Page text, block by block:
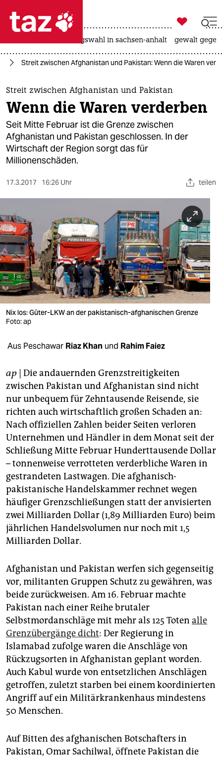
 taz zahl ich
taz zahl ich
themen
politik
öko
gesellschaft
kultur
sport
berlin
nord
wahrheit
verlag
verlag
shop
fragen & hilfe
unterstützen
abo
genossenschaft
epaper login

taz zahl ich
landtagswahl in sachsen-anhalt gewalt
Streit zwischen Afghanistan und Pakistan: Wenn die Waren
Streit zwischen Afghanistan und Pakistan
Wenn die Waren verderben
Seit Mitte Februar ist die Grenze zwischen
Afghanistan und Pakistan geschlossen. In der
Wirtschaft der Region sorgt das für
Millionenschäden.
17.3.2017 16:26 Uhr teilen
Nix los: Güter-LKW an der pakistanisch-afghanischen Grenze
Foto: ap
Aus Peschawar Riaz Khan und Rahim Faiez
ap | Die andauernden Grenzstreitigkeiten
zwischen Pakistan und Afghanistan sind nicht
nur unbequem für Zehntausende Reisende, sie
richten auch wirtschaftlich großen Schaden an:
Nach offiziellen Zahlen beider Seiten verloren
Unternehmen und Händler in dem Monat seit der
Schließung Mitte Februar Hunderttausende Dollar
– tonnenweise verrotteten verderbliche Waren in
gestrandeten Lastwagen. Die afghanisch-
pakistanische Handelskammer rechnet wegen
häufiger Grenzschließungen statt der anvisierten
zwei Milliarden Dollar (1,89 Milliarden Euro) beim
jährlichen Handelsvolumen nur noch mit 1,5
Milliarden Dollar.
Afghanistan und Pakistan werfen sich gegenseitig
vor, militanten Gruppen Schutz zu gewähren, was
beide zurückweisen. Am 16. Februar machte
Pakistan nach einer Reihe brutaler
Selbstmordanschläge mit mehr als 125 Toten alle
Grenzübergänge dicht: Der Regierung in
Islamabad zufolge waren die Anschläge von
Rückzugsorten in Afghanistan geplant worden.
Auch Kabul wurde von entsetzlichen Anschlägen
getroffen, zuletzt starben bei einem koordinierten
Angriff auf ein Militärkrankenhaus mindestens
50 Menschen.
Auf Bitten des afghanischen Botschafters in
Pakistan, Omar Sachilwal, öffnete Pakistan die